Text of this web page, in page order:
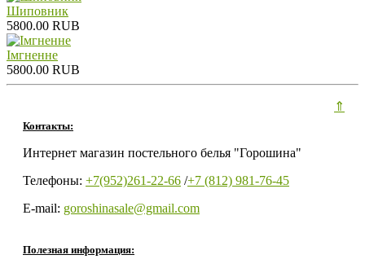
Шиповник
5800.00 RUB
Iмгненне
5800.00 RUB
Контакты:
Интернет магазин постельного белья "Горошина"
Телефоны: +7(952)261-22-66 /+7 (812) 981-76-45
E-mail: goroshinasale@gmail.com
Полезная информация:
⇑